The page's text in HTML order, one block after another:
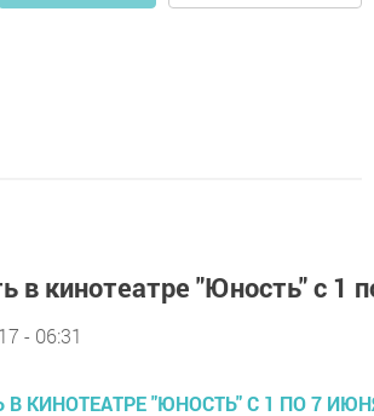
в кинотеатре "Юность" с 1
- 06:31